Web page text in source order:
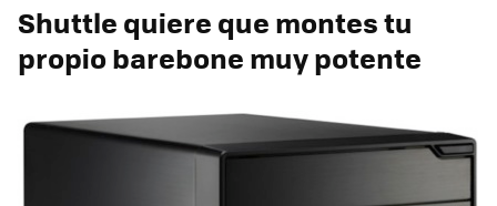
Shuttle quiere que montes tu
propio barebone muy potente